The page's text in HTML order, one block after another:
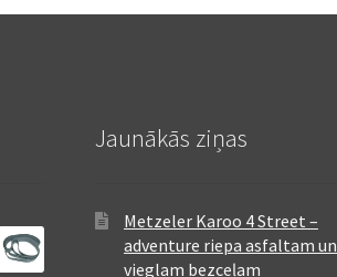
Jaunākās ziņas
Metzeler Karoo 4 Street –
adventure riepa asfaltam un
vieglam bezceļam